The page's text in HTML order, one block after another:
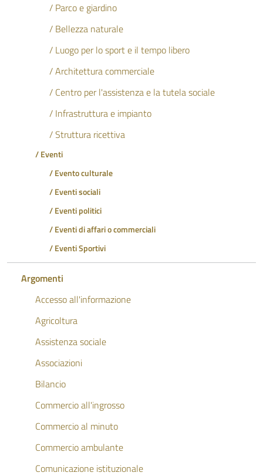
/ Parco e giardino
/ Bellezza naturale
/ Luogo per lo sport e il tempo libero
/ Architettura commerciale
/ Centro per l'assistenza e la tutela sociale
/ Infrastruttura e impianto
/ Struttura ricettiva
/ Eventi
/ Evento culturale
/ Eventi sociali
/ Eventi politici
/ Eventi di affari o commerciali
/ Eventi Sportivi
Argomenti
Accesso all'informazione
Agricoltura
Assistenza sociale
Associazioni
Bilancio
Commercio all'ingrosso
Commercio al minuto
Commercio ambulante
Comunicazione istituzionale